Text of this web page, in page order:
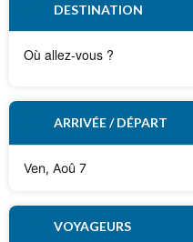
Contacter nous
DESTINATION
ARRIVÉE / DÉPART
Ven, Aoû 7
VOYAGEURS